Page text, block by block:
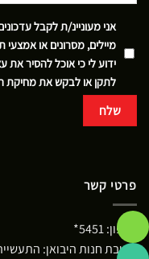
אני מעוניינ/ת לקבל
מיילים, מסרונים או
ידוע לי כי אוכל להסיר את
לתקן או לבקש את מחיקת
פרטי קשר
טלפון:5451*
כתובת חנות היבואן: התעשייה 9